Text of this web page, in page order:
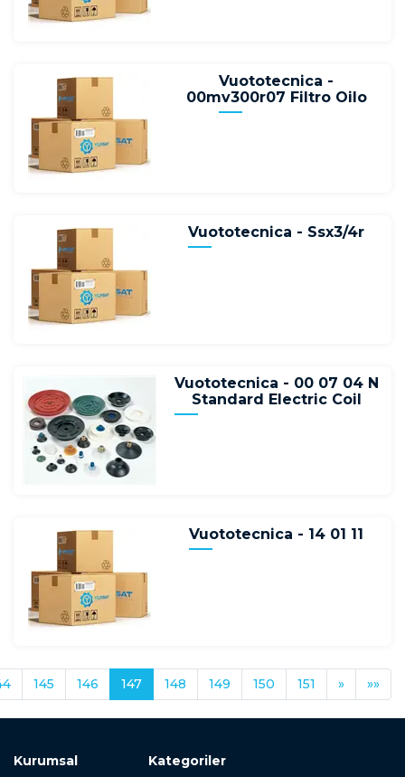
Vuototecnica -
00mv300r07 Filtro Oilo
Vuototecnica - Ssx3/4r
Vuototecnica - 00 07 04 N
Standard Electric Coil
Vuototecnica - 14 01 11
145 146 147 148 149 150 151 » »»
Kurumsal Kategoriler